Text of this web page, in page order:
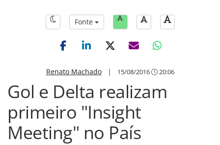
Fonte
Renato Machado| 15/08/2016 20:06
Gol e Delta realizam
primeiro "Insight
Meeting" no País